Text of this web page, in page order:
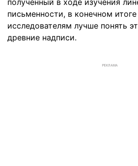
полученный в ходе изучения
письменности, в конечном
исследователям лучше понять
древние надписи.
РЕКЛАМА